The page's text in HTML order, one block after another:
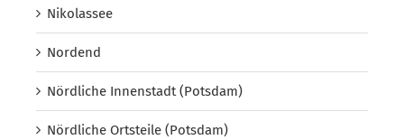
Nikolassee
Nordend
Nördliche Innenstadt (Potsdam)
Nördliche Ortsteile (Potsdam)